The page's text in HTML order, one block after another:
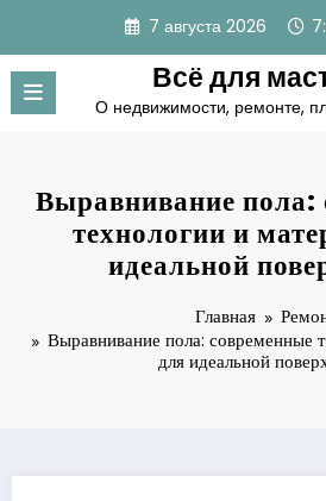
содержимому
7 августа 2026
Всё для
О недвижимости, ремонте,
Выравнивание пола:
технологии и
идеальной
Главная
Выравнивание пола: современные
для идеальной